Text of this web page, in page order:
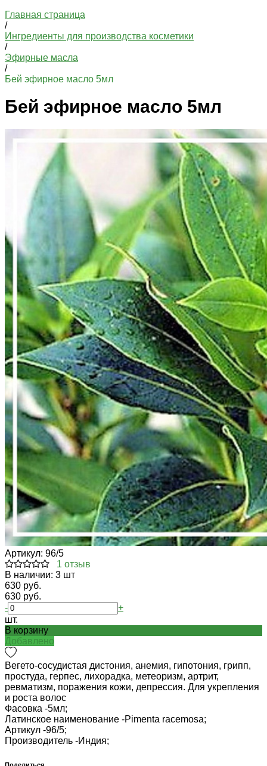
Главная страница
/
Ингредиенты для производства косметики
/
Эфирные масла
/
Бей эфирное масло 5мл
Бей эфирное масло 5мл
Артикул: 96/5
1 отзыв
В наличии: 3 шт
630 руб.
630 руб.
-
+
шт.
В корзину
Добавлено
Вегето-сосудистая дистония, анемия, гипотония, грипп,
простуда, герпес, лихорадка, метеоризм, артрит,
ревматизм, поражения кожи, депрессия. Для укрепления
и роста волос
Фасовка -5мл;
Латинское наименование -Pimenta racemosa;
Артикул -96/5;
Производитель -Индия;